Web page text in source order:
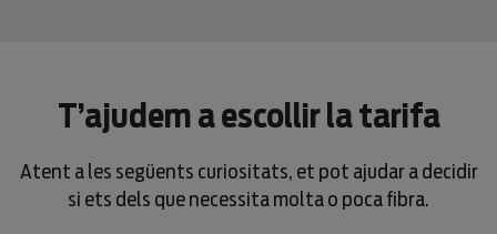
T’ajudem a escollir la tarifa
Atent a les següents curiositats, et pot ajudar a decidir
si ets dels que necessita molta o poca fibra.